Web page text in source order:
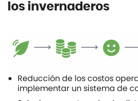
los invernaderos
Reducción de los costos
implementar un sistema de